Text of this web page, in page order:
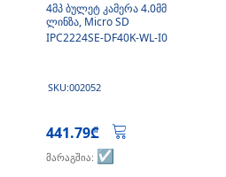
4მპ ბულეტ კამერა 4.0მმ
ლინზა, Micro SD
IPC2224SE-DF40K-WL-I0
SKU:002052
441.79₾
მარაგშია: ☑️